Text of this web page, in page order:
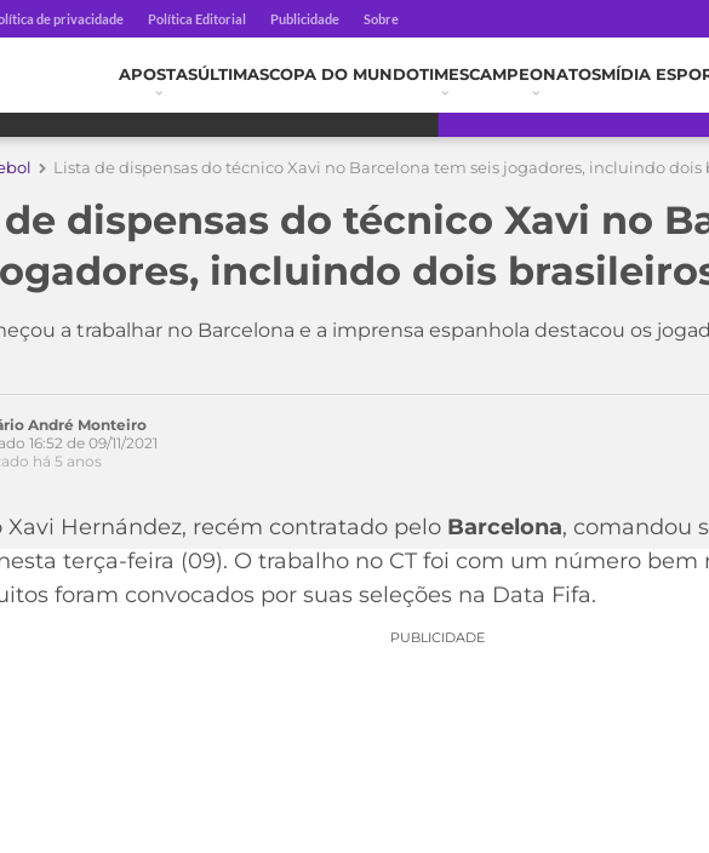
de privacidade Política Editorial Publicidade Sobre
APOSTASÚLTIMASCOPA DO MUNDOTIMESCAMPEONATOSMÍDIA
Lista de dispensas do técnico Xavi no Barcelona tem seis jogadores, incluindo dois
dispensas do técnico Xavi no
incluindo dois
a trabalhar no Barcelona e a imprensa espanhola destacou os
André Monteiro
16:52 de 09/11/2021
há 5 anos
Xavi Hernández, recém contratado pelo Barcelona, comandou
terça-feira (09). O trabalho no CT foi com um número bem
foram convocados por suas seleções na Data Fifa.
PUBLICIDADE